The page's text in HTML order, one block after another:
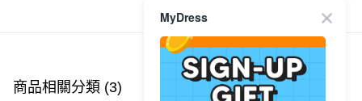
每筆HK$40.00，滿HK$350.00或以上免運費
付款後順豐站及營業點
商品推薦
商品相關分類 (3)
MyDress